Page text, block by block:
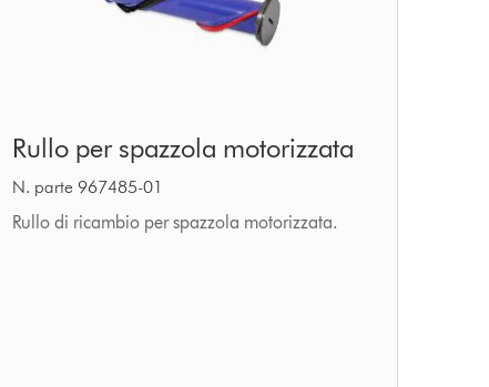
per
spazzola
motorizzata
Rullo per spazzola motorizzata
N. parte 967485-01
Rullo di ricambio per spazzola motorizzata.